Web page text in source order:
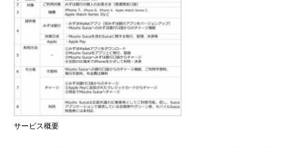
サービス概要